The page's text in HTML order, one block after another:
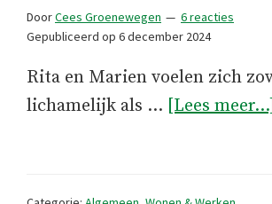
DoorCees Groenewegen
6 reacties
Gepubliceerd op 6 december 2024
Rita en Marien voelen zich
lichamelijk als … [Lees